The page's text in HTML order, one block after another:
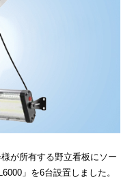
が所有する野立看板にソー
」を6台設置しました。